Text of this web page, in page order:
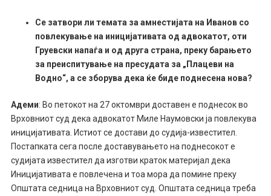
Се затвори ли темата за амнестијата на Иванов со
повлекување на иницијативата од адвокатот, оти
Груевски напаѓа и од друга страна, преку барањето
за преиспитување на пресудата за „Плацеви на
Водно“, а се зборува дека ќе биде поднесена нова?
Адеми: Во петокот на 27 октомври доставен е поднесок во
Врховниот суд дека адвокатот Миле Наумовски ја повлекува
иницијативата. Истиот се достави до судија-известител.
Постапката сега после доставувањето на поднесокот е
судијата известител да изготви краток материјал дека
Иницијативата е повлечена и тоа мора да помине преку
Општата седница на Врховниот суд. Општата седница треба